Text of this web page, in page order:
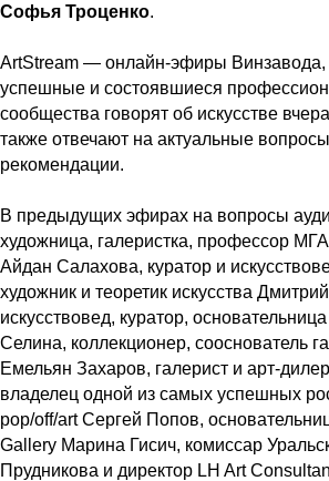
Софья Троценко.
ArtStream — онлайн-эфиры Винзавода,
успешные и состоявшиеся
сообщества говорят об искусстве
также отвечают на актуальные
рекомендации.
В предыдущих эфирах на вопросы
художница, галеристка, профессор
Айдан Салахова, куратор и
художник и теоретик искусства
искусствовед, куратор,
Селина, коллекционер, сооснователь
Емельян Захаров, галерист и арт-
владелец одной из самых успешных
pop/off/art Сергей Попов,
Gallery Марина Гисич, комиссар
Прудникова и директор LH Art